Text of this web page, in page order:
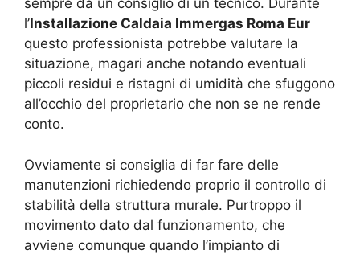
sempre da un consiglio di un tecnico. Durante
l’Installazione Caldaia Immergas Roma Eur
questo professionista potrebbe valutare la
situazione, magari anche notando eventuali
piccoli residui e ristagni di umidità che sfuggono
all’occhio del proprietario che non se ne rende
conto.
Ovviamente si consiglia di far fare delle
manutenzioni richiedendo proprio il controllo di
stabilità della struttura murale. Purtroppo il
movimento dato dal funzionamento, che
avviene comunque quando l’impianto di